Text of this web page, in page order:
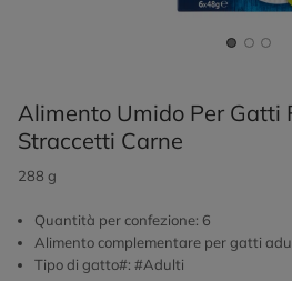
Alimento Umido Per Gatti
Straccetti Carne
288 g
Quantità per confezione: 6
Alimento complementare per gatti
Tipo di gatto#: #Adulti